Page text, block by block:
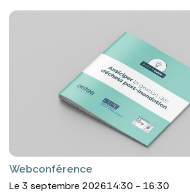
Webconférence
Le 3 septembre 202614:30 - 16:30